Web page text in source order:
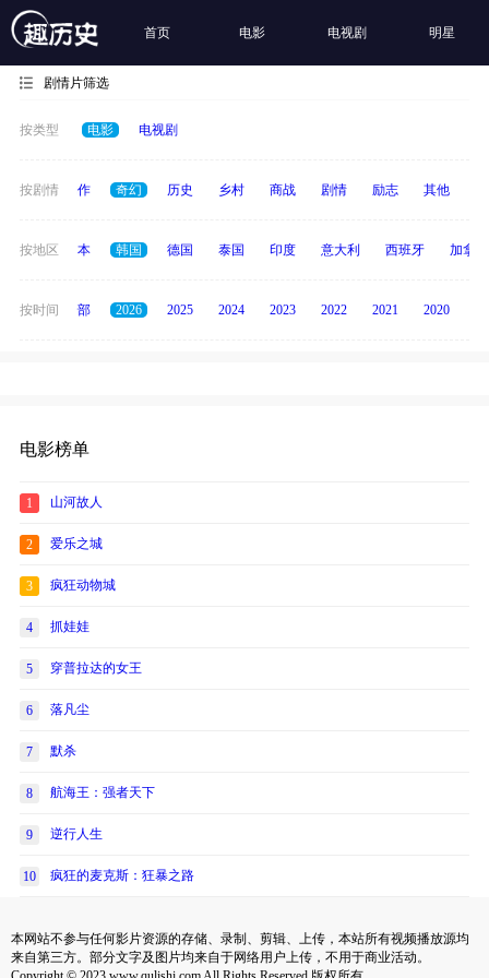
首页 电影 电视剧 明星
剧情片筛选
按类型 电影 电视剧
按剧情
犯罪 动作 奇幻 历史 乡村 商战 剧情 励志 其他
按地区
英国 日本 韩国 德国 泰国 印度 意大利 西班牙 加拿大
按时间 全部 2026 2025 2024 2023 2022 2021 2020
电影榜单
1 山河故人
2 爱乐之城
3 疯狂动物城
4 抓娃娃
5 穿普拉达的女王
6 落凡尘
7 默杀
8 航海王：强者天下
9 逆行人生
10 疯狂的麦克斯：狂暴之路
本网站不参与任何影片资源的存储、录制、剪辑、上传，本站所有视频播放源均
来自第三方。部分文字及图片均来自于网络用户上传，不用于商业活动。